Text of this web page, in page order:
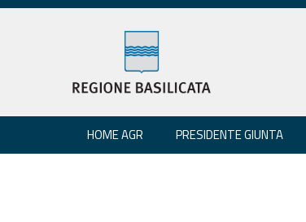
HOME AGR PRESIDENTE GIUNTA